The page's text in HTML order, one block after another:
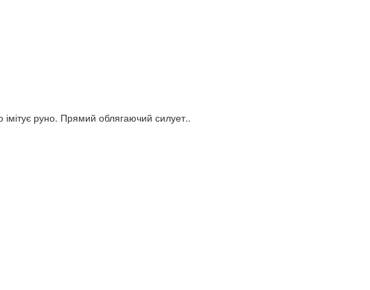
імітує руно. Прямий облягаючий силует..